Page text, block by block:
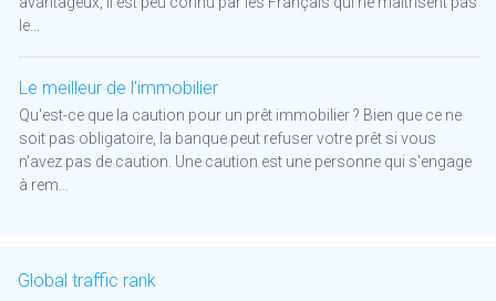
le...
Le meilleur de l'immobilier
Qu'est-ce que la caution pour un prêt immobilier ? Bien que ce ne
soit pas obligatoire, la banque peut refuser votre prêt si vous
n'avez pas de caution. Une caution est une personne qui s'engage
à rem...
Global traffic rank